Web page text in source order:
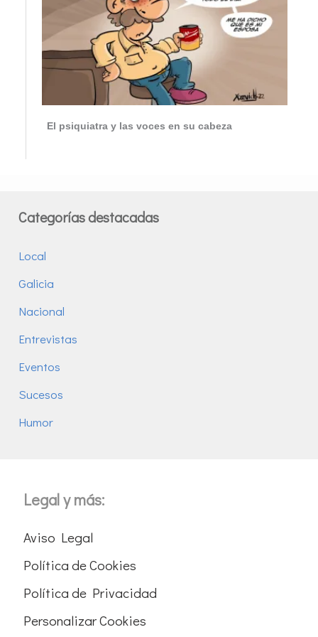
El psiquiatra y las voces en su cabeza
Categorías destacadas
Local
Galicia
Nacional
Entrevistas
Eventos
Sucesos
Humor
Legal y más:
Aviso Legal
Política de Cookies
Política de Privacidad
Personalizar Cookies